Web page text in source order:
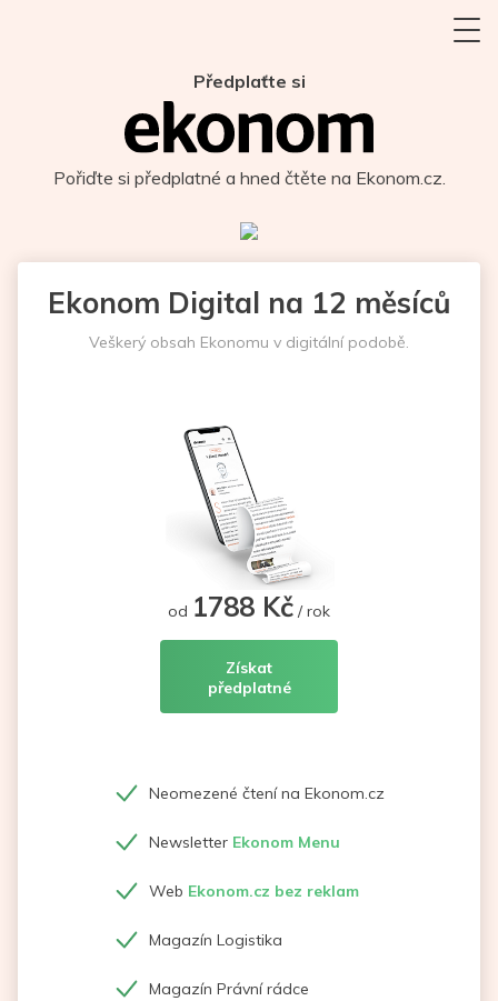
Předplaťte si
Pořiďte si předplatné a hned čtěte na Ekonom.cz.
Ekonom Digital na 12 měsíců
Veškerý obsah Ekonomu v digitální podobě.
od 1788 Kč / rok
Získat
předplatné
Neomezené čtení na Ekonom.cz
Newsletter Ekonom Menu
Web Ekonom.cz bez reklam
Magazín Logistika
Magazín Právní rádce